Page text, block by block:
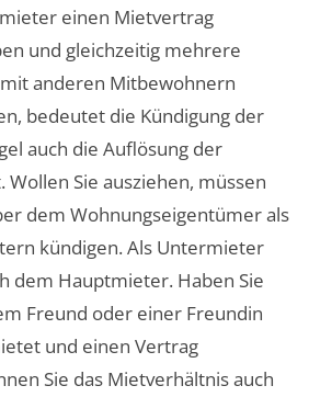
einen Mietvertrag
und gleichzeitig mehrere
anderen Mitbewohnern
bedeutet die Kündigung der
auch die Auflösung der
Sie ausziehen, müssen
dem Wohnungseigentümer als
kündigen. Als Untermieter
dem Hauptmieter. Haben Sie
Freund oder einer Freundin
und einen Vertrag
Sie das Mietverhältnis auch